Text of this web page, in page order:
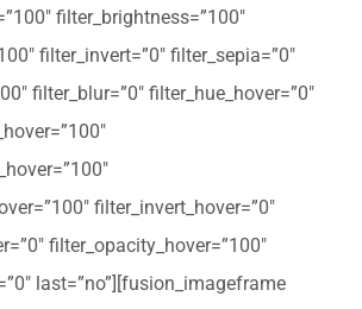
filter_brightness=”100″
filter_invert=”0″ filter_sepia=”0″
filter_blur=”0″ filter_hue_hover=”0″
filter_invert_hover=”0″
filter_opacity_hover=”100″
last=”no”][fusion_imageframe